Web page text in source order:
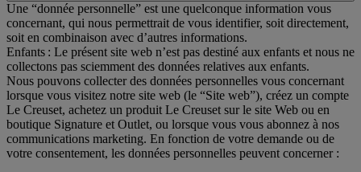
Une “donnée personnelle” est une quelconque information vous
concernant, qui nous permettrait de vous identifier, soit directement,
soit en combinaison avec d’autres informations.
Enfants : Le présent site web n’est pas destiné aux enfants et nous ne
collectons pas sciemment des données relatives aux enfants.
Nous pouvons collecter des données personnelles vous concernant
lorsque vous visitez notre site web (le “Site web”), créez un compte
Le Creuset, achetez un produit Le Creuset sur le site Web ou en
boutique Signature et Outlet, ou lorsque vous vous abonnez à nos
communications marketing. En fonction de votre demande ou de
votre consentement, les données personnelles peuvent concerner :